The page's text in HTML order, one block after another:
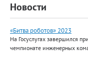
Новости
«Битва роботов» 2023
На Госуслугах завершился
чемпионате инженерных